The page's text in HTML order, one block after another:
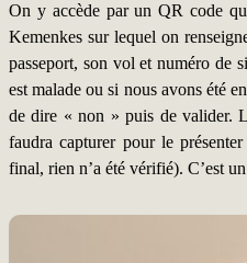
On y accède par un QR code
Kemenkes sur lequel on
passeport, son vol et numéro de
est malade ou si nous avons été
de dire « non » puis de valider.
faudra capturer pour le
final, rien n’a été vérifié). C’est